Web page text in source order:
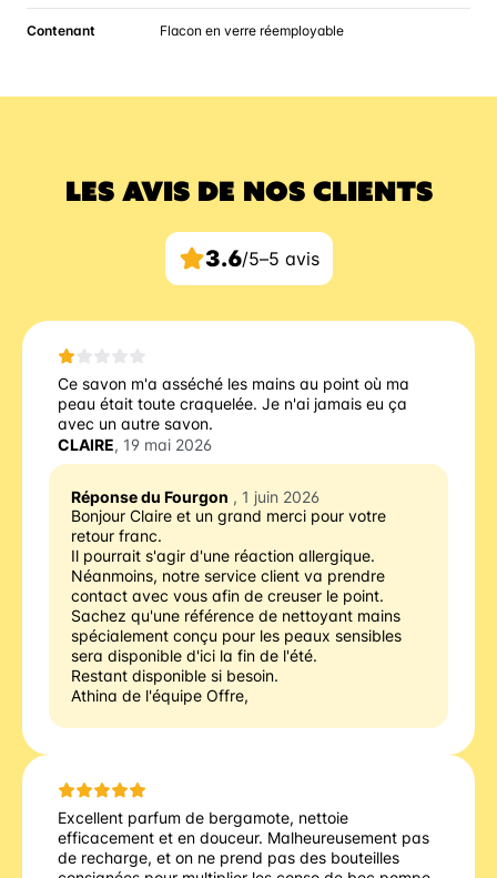
Contenant Flacon en verre réemployable
LES AVIS DE NOS CLIENTS
3.6/5–5 avis
Ce savon m'a asséché les mains au point où ma
peau était toute craquelée. Je n'ai jamais eu ça
avec un autre savon.
CLAIRE, 19 mai 2026
Réponse du Fourgon , 1 juin 2026
Bonjour Claire et un grand merci pour votre
retour franc.
Il pourrait s'agir d'une réaction allergique.
Néanmoins, notre service client va prendre
contact avec vous afin de creuser le point.
Sachez qu'une référence de nettoyant mains
spécialement conçu pour les peaux sensibles
sera disponible d'ici la fin de l'été.
Restant disponible si besoin.
Athina de l'équipe Offre,
Excellent parfum de bergamote, nettoie
efficacement et en douceur. Malheureusement pas
de recharge, et on ne prend pas des bouteilles